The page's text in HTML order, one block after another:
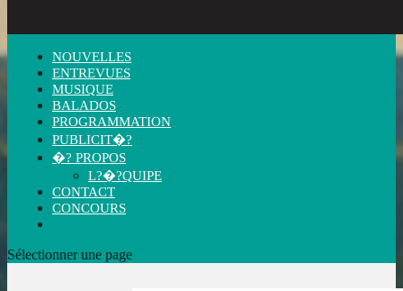
NOUVELLES
ENTREVUES
MUSIQUE
BALADOS
PROGRAMMATION
PUBLICIT�?
�? PROPOS
L?�?QUIPE
CONTACT
CONCOURS
Sélectionner une page